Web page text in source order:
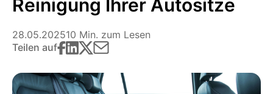
Reinigung Ihrer Autositze
28.05.202510 Min. zum Lesen
Teilen auf